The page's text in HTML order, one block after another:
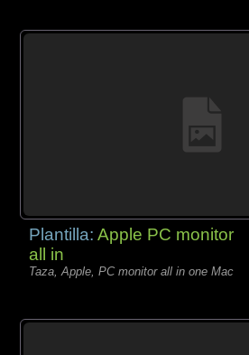
Plantilla:Apple PC monitor
all in
Taza, Apple, PC monitor all in one Mac